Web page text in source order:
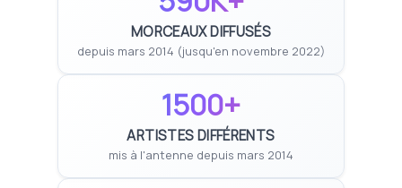
MORCEAUX DIFFUSÉS
depuis mars 2014 (jusqu'en novembre 2022)
1500+
ARTISTES DIFFÉRENTS
mis à l'antenne depuis mars 2014